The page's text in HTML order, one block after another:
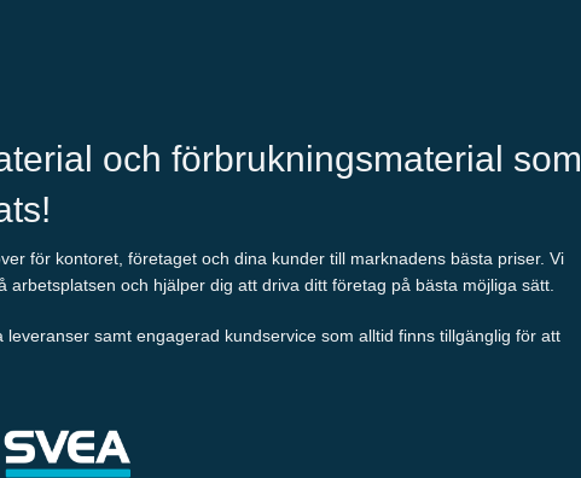
och förbrukningsmaterial som
för kontoret, företaget och dina kunder till marknadens bästa priser. Vi
och hjälper dig att driva ditt företag på bästa möjliga sätt.
samt engagerad kundservice som alltid finns tillgänglig för att